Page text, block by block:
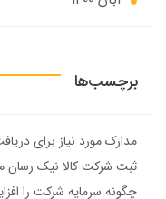
برچسب‌ها
مدارک مورد نیاز برای
ثبت شرکت کالا نیک رسان
چگونه سرمایه شرکت را